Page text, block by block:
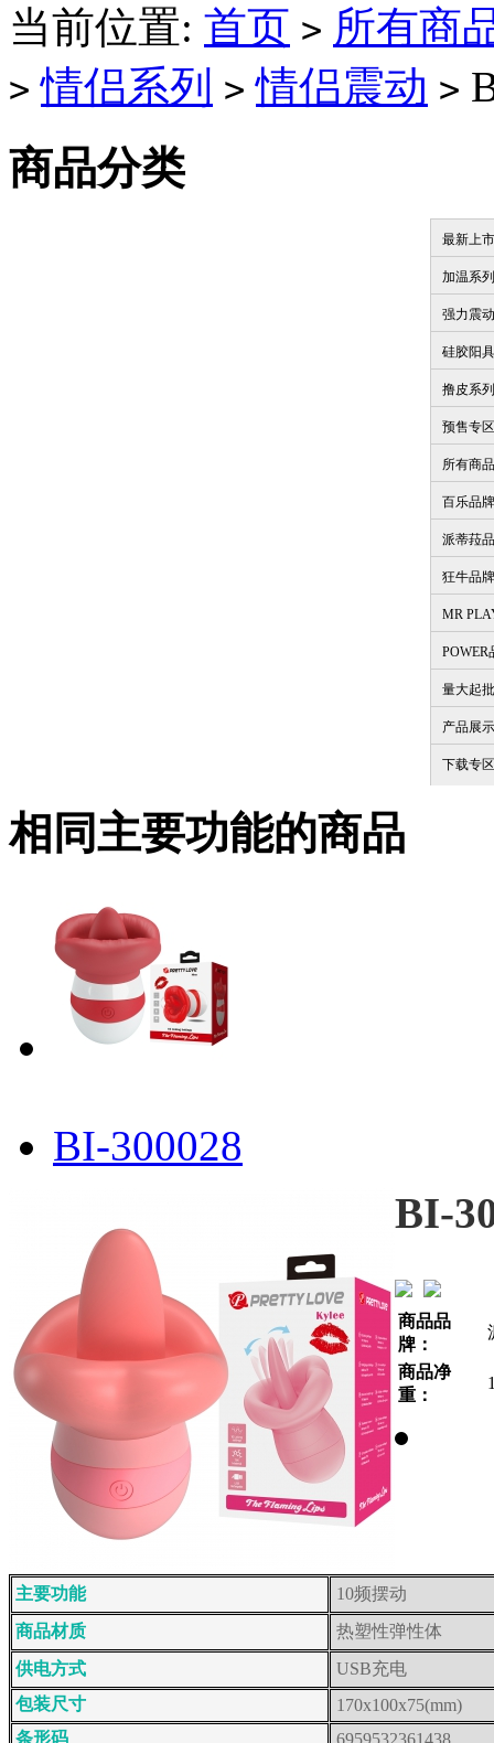
当前位置: 首页 > 所有商
> 情侣系列 > 情侣震动 >
商品分类
最新上市
加温系列
强力震动
硅胶阳具
撸皮系列
预售专区
所有商品
百乐品牌
派蒂菈
狂牛品牌
MR
POWER
量大起批
产品展
下载专区
相同主要功能的商品
BI-300028
BI-
商品品
牌：
商品净
重：
主要功能
10频摆动
商品材质
热塑性弹性体
供电方式
USB充电
包装尺寸
170x100x75(mm)
条形码
6959532361438